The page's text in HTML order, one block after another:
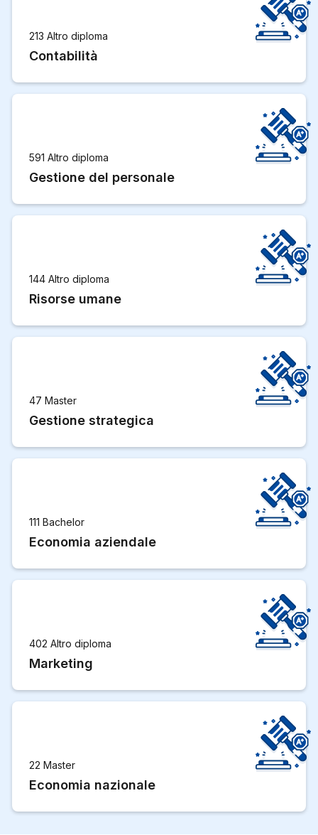
213 Altro diploma
Contabilità
591 Altro diploma
Gestione del personale
144 Altro diploma
Risorse umane
47 Master
Gestione strategica
111 Bachelor
Economia aziendale
402 Altro diploma
Marketing
22 Master
Economia nazionale